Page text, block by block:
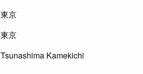
東京
東京
Tsunashima Kamekichi